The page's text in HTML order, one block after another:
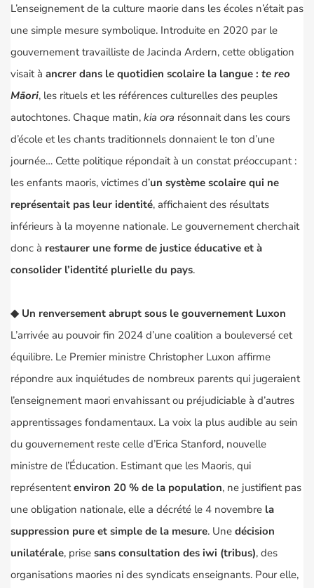
L’enseignement de la culture maorie dans les écoles n’était pas
une simple mesure symbolique. Introduite en 2020 par le
gouvernement travailliste de Jacinda Ardern, cette obligation
visait à ancrer dans le quotidien scolaire la langue : te reo
Māori, les rituels et les références culturelles des peuples
autochtones. Chaque matin, kia ora résonnait dans les cours
d’école et les chants traditionnels donnaient le ton d’une
journée… Cette politique répondait à un constat préoccupant :
les enfants maoris, victimes d’un système scolaire qui ne
représentait pas leur identité, affichaient des résultats
inférieurs à la moyenne nationale. Le gouvernement cherchait
donc à restaurer une forme de justice éducative et à
consolider l’identité plurielle du pays.
◆ Un renversement abrupt sous le gouvernement Luxon
L’arrivée au pouvoir fin 2024 d’une coalition a bouleversé cet
équilibre. Le Premier ministre Christopher Luxon affirme
répondre aux inquiétudes de nombreux parents qui jugeraient
l’enseignement maori envahissant ou préjudiciable à d’autres
apprentissages fondamentaux. La voix la plus audible au sein
du gouvernement reste celle d’Erica Stanford, nouvelle
ministre de l’Éducation. Estimant que les Maoris, qui
représententenviron 20 % de la population, ne justifient pas
une obligation nationale, elle a décrété le 4 novembre la
suppression pure et simple de la mesure. Une décision
unilatérale, prise sans consultation des iwi (tribus), des
organisations maories ni des syndicats enseignants. Pour elle,